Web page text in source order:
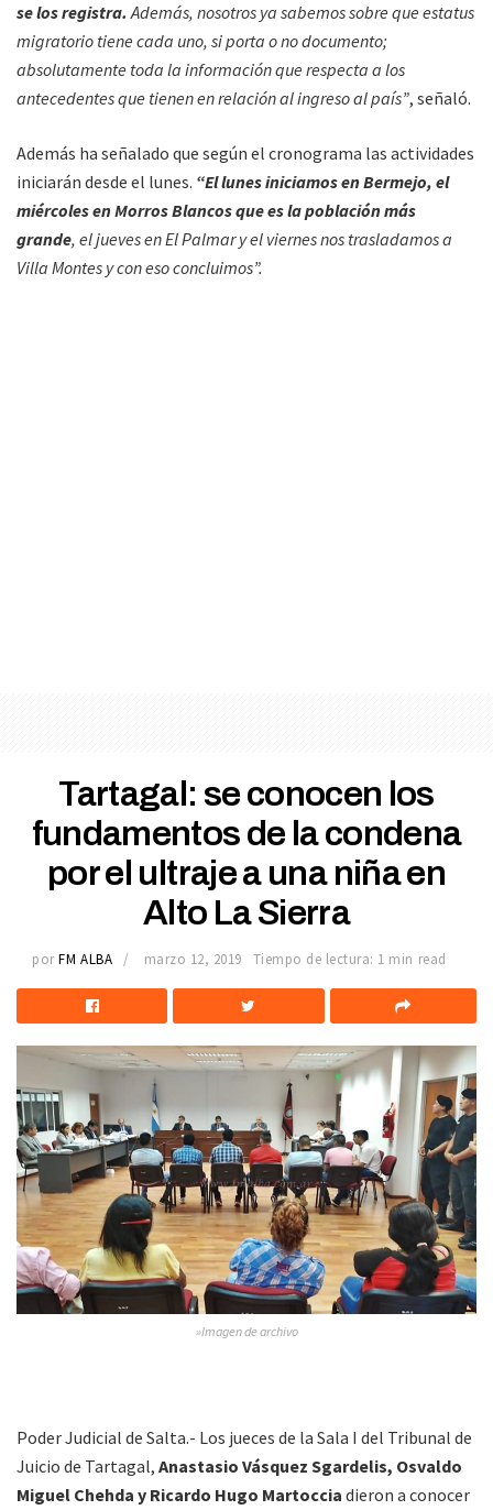
se los registra.Además, nosotros ya sabemos sobre que estatus
migratorio tiene cada uno, si porta o no documento;
absolutamente toda la información que respecta a los
antecedentes que tienen en relación al ingreso al país”, señaló.
Además ha señalado que según el cronograma las actividades
iniciarán desde el lunes. “El lunes iniciamos en Bermejo, el
miércoles en Morros Blancos que es la población más
grande, el jueves en El Palmar y el viernes nos trasladamos a
Villa Montes y con eso concluimos”.
Tartagal: se conocen los
fundamentos de la condena
por el ultraje a una niña en
Alto La Sierra
por FM ALBA marzo 12, 2019 Tiempo de lectura: 1 min read
»Imagen de archivo
Poder Judicial de Salta.- Los jueces de la Sala I del Tribunal de
Juicio de Tartagal, Anastasio Vásquez Sgardelis, Osvaldo
Miguel Chehda y Ricardo Hugo Martoccia dieron a conocer